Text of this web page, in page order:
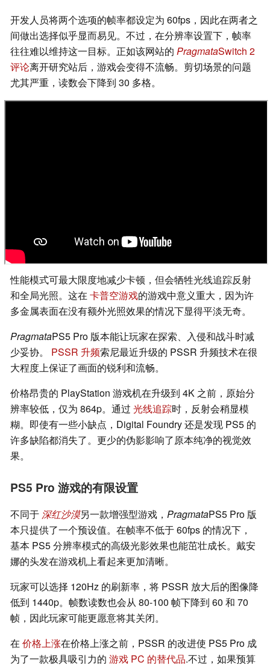
开发人员将两个选项的帧率都设定为 60fps，因此在两者之
间做出选择似乎显而易见。不过，在分辨率设置下，帧率
往往难以维持这一目标。正如该网站的 PragmataSwitch 2
评论离开研究站后，游戏会变得不流畅。剪切场景的问题
尤其严重，读数会下降到 30 多格。
性能模式可最大限度地减少卡顿，但会牺牲光线追踪反射
和全局光照。这在 卡普空游戏的游戏中意义重大，因为许
多金属表面在没有额外光照效果的情况下显得平淡无奇。
PragmataPS5 Pro 版本能让玩家在探索、入侵和战斗时减
少妥协。 PSSR 升频索尼最近升级的 PSSR 升频技术在很
大程度上保证了画面的锐利和流畅。
价格昂贵的 PlayStation 游戏机在升级到 4K 之前，原始分
辨率较低，仅为 864p。通过 光线追踪时，反射会稍显模
糊。即使有一些小缺点，Digital Foundry 还是发现 PS5 的
许多缺陷都消失了。更少的伪影影响了原本纯净的视觉效
果。
PS5 Pro 游戏的有限设置
不同于 深红沙漠另一款增强型游戏， PragmataPS5 Pro 版
本只提供了一个预设值。在帧率不低于 60fps 的情况下，
基本 PS5 分辨率模式的高级光影效果也能茁壮成长。戴安
娜的头发在游戏机上看起来更加清晰。
玩家可以选择 120Hz 的刷新率，将 PSSR 放大后的图像降
低到 1440p。帧数读数也会从 80-100 帧下降到 60 和 70
帧，因此玩家可能更愿意将其关闭。
在 价格上涨在价格上涨之前，PSSR 的改进使 PS5 Pro 成
为了一款极具吸引力的 游戏 PC 的替代品.不过，如果预算